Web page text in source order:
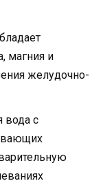
магния и
желудочно-
вода с